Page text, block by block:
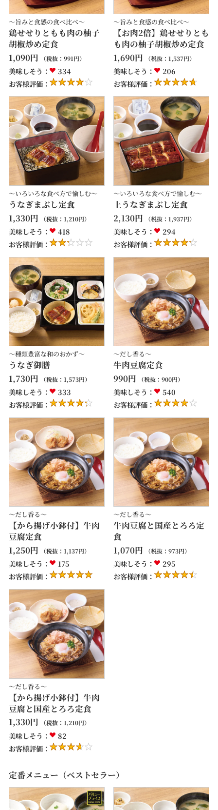
～旨みと食感の食べ比べ～
鶏せせりともも肉の柚子
胡椒炒め定食
1,090円 （税抜： 991円）
美味しそう：
334
お客様評価：
～旨みと食感の食べ比べ～
【お肉2倍】鶏せせりとも
も肉の柚子胡椒炒め定食
1,690円 （税抜： 1,537円）
美味しそう：
206
お客様評価：
～いろいろな食べ方で愉しむ～
うなぎまぶし定食
1,330円 （税抜： 1,210円）
美味しそう：
418
お客様評価：
～いろいろな食べ方で愉しむ～
上うなぎまぶし定食
2,130円 （税抜： 1,937円）
美味しそう：
294
お客様評価：
～種類豊富な和のおかず～
うなぎ御膳
1,730円 （税抜： 1,573円）
美味しそう：
333
お客様評価：
～だし香る～
牛肉豆腐定食
990円 （税抜： 900円）
美味しそう：
540
お客様評価：
～だし香る～
【から揚げ小鉢付】牛肉
豆腐定食
1,250円 （税抜： 1,137円）
美味しそう：
175
お客様評価：
～だし香る～
牛肉豆腐と国産とろろ定
食
1,070円 （税抜： 973円）
美味しそう：
295
お客様評価：
～だし香る～
【から揚げ小鉢付】牛肉
豆腐と国産とろろ定食
1,330円 （税抜： 1,210円）
美味しそう：
82
お客様評価：
定番メニュー（ベストセラー）